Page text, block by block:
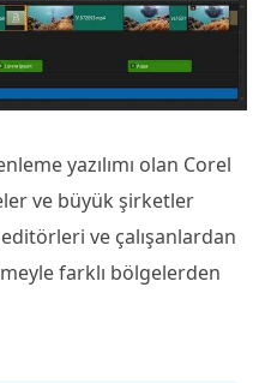
yazılımı olan Corel
ve büyük şirketler
ve çalışanlardan
farklı bölgelerden